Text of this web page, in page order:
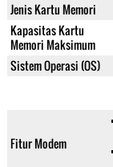
Jenis Kartu Memori
Kapasitas Kartu
Memori Maksimum
Sistem Operasi (OS)
Fitur Modem